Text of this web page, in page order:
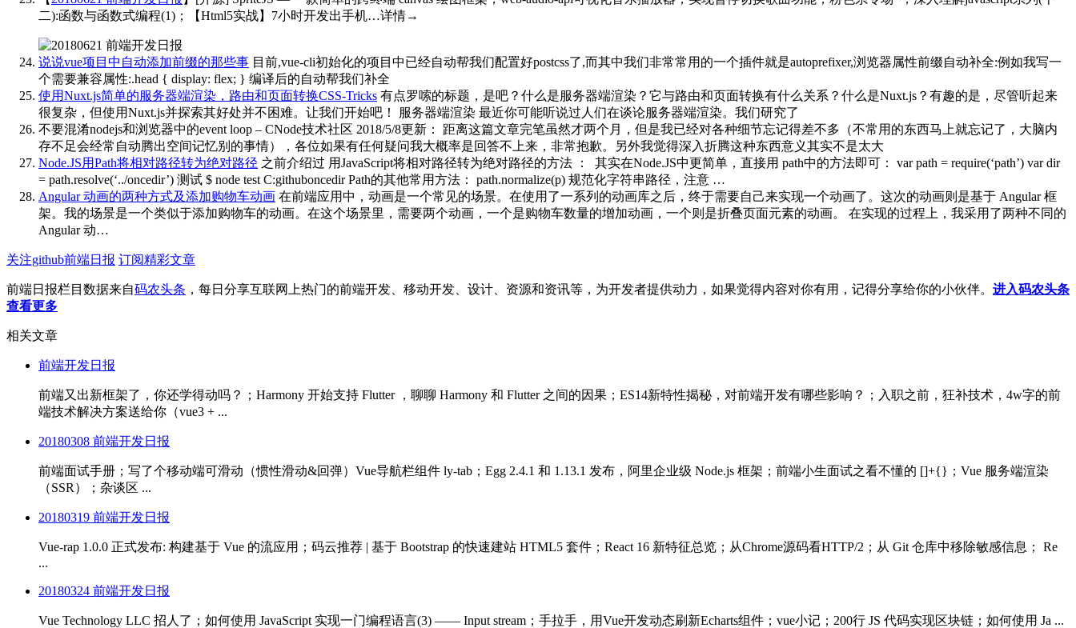
二):函数与函数式编程(1)；【Html5实战】7小时开发出手机…详情→
说说vue项目中自动添加前缀的那些事 目前,vue-cli初始化的项目中已经自动帮我们配置好postcss了,而其中我们非常常用的一个插件就是autoprefixer,浏览器属性前缀自动补全:例如我写一
个需要兼容属性:.head { display: flex; } 编译后的自动帮我们补全
使用Nuxt.js简单的服务器端渲染，路由和页面转换CSS-Tricks 有点罗嗦的标题，是吧？什么是服务器端渲染？它与路由和页面转换有什么关系？什么是Nuxt.js？有趣的是，尽管听起来
很复杂，但使用Nuxt.js并探索其好处并不困难。让我们开始吧！ 服务器端渲染 最近你可能听说过人们在谈论服务器端渲染。我们研究了
不要混淆nodejs和浏览器中的event loop – CNode技术社区 2018/5/8更新： 距离这篇文章完笔虽然才两个月，但是我已经对各种细节忘记得差不多（不常用的东西马上就忘记了，大脑内
存不足会经常自动腾出空间记忆别的事情），各位如果有任何疑问我大概率是回答不上来，非常抱歉。另外我觉得深入折腾这种东西意义其实不是太大
Node.JS用Path将相对路径转为绝对路径 之前介绍过 用JavaScript将相对路径转为绝对路径的方法 ： 其实在Node.JS中更简单，直接用 path中的方法即可： var path = require(‘path’) var dir
= path.resolve(‘../oncedir’) 测试 $ node test C:githuboncedir Path的其他常用方法： path.normalize(p) 规范化字符串路径，注意 …
Angular 动画的两种方式及添加购物车动画 在前端应用中，动画是一个常见的场景。在使用了一系列的动画库之后，终于需要自己来实现一个动画了。这次的动画则是基于 Angular 框
架。我的场景是一个类似于添加购物车的动画。在这个场景里，需要两个动画，一个是购物车数量的增加动画，一个则是折叠页面元素的动画。 在实现的过程上，我采用了两种不同的
Angular 动…
关注github前端日报 订阅精彩文章
前端日报栏目数据来自码农头条 ，每日分享互联网上热门的前端开发、移动开发、设计、资源和资讯等，为开发者提供动力，如果觉得内容对你有用，记得分享给你的小伙伴。 进入码农头条
查看更多
相关文章
前端开发日报
前端又出新框架了，你还学得动吗？；Harmony 开始支持 Flutter ，聊聊 Harmony 和 Flutter 之间的因果；ES14新特性揭秘，对前端开发有哪些影响？；入职之前，狂补技术，4w字的前
端技术解决方案送给你（vue3 + ...
20180308 前端开发日报
前端面试手册；写了个移动端可滑动（惯性滑动&回弹）Vue导航栏组件 ly-tab；Egg 2.4.1 和 1.13.1 发布，阿里企业级 Node.js 框架；前端小生面试之看不懂的 []+{}；Vue 服务端渲染
（SSR）；杂谈区 ...
20180319 前端开发日报
Vue-rap 1.0.0 正式发布: 构建基于 Vue 的流应用；码云推荐 | 基于 Bootstrap 的快速建站 HTML5 套件；React 16 新特征总览；从Chrome源码看HTTP/2；从 Git 仓库中移除敏感信息； Re
...
20180324 前端开发日报
Vue Technology LLC 招人了；如何使用 JavaScript 实现一门编程语言(3) —— Input stream；手拉手，用Vue开发动态刷新Echarts组件；vue小记；200行 JS 代码实现区块链；如何使用 Ja ...